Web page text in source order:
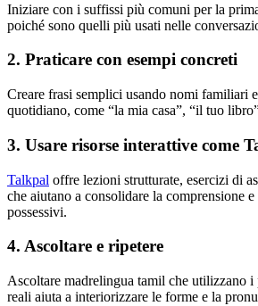
Iniziare con i suffissi più comuni per la
poiché sono quelli più usati nelle
2. Praticare con esempi concreti
Creare frasi semplici usando nomi familiari
quotidiano, come “la mia casa”, “il tuo
3. Usare risorse interattive come
Talkpal offre lezioni strutturate, esercizi di
che aiutano a consolidare la comprensione
possessivi.
4. Ascoltare e ripetere
Ascoltare madrelingua tamil che utilizzano i
reali aiuta a interiorizzare le forme e la